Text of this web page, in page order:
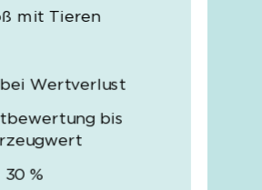
mit Tieren
Wertverlust
bis
%